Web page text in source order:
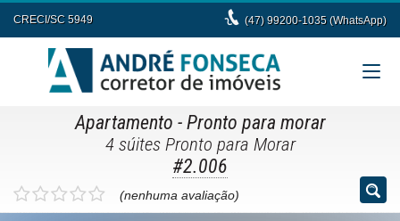
CRECI/SC 5949 (47) 99200-1035 (WhatsApp)
Apartamento - Pronto para morar
4 súites Pronto para Morar
#2.006
(nenhuma avaliação)